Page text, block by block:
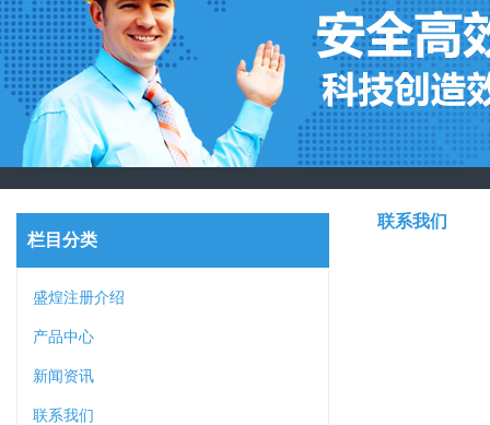
栏目分类
盛煌注册介绍
产品中心
新闻资讯
联系我们
联系我们